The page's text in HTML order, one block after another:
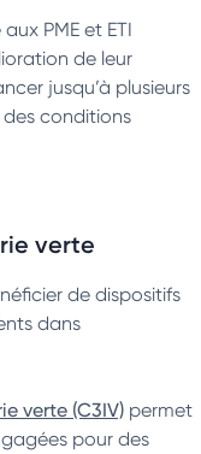
PME et ETI
de leur
jusqu’à plusieurs
des conditions
verte
de dispositifs
dans
verte (C3IV) permet
pour des